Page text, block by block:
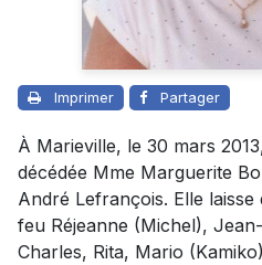
Imprimer Partager
À Marieville, le 30 mars
décédée Mme Marguerite
André Lefrançois. Elle
feu Réjeanne (Michel),
Charles, Rita, Mario